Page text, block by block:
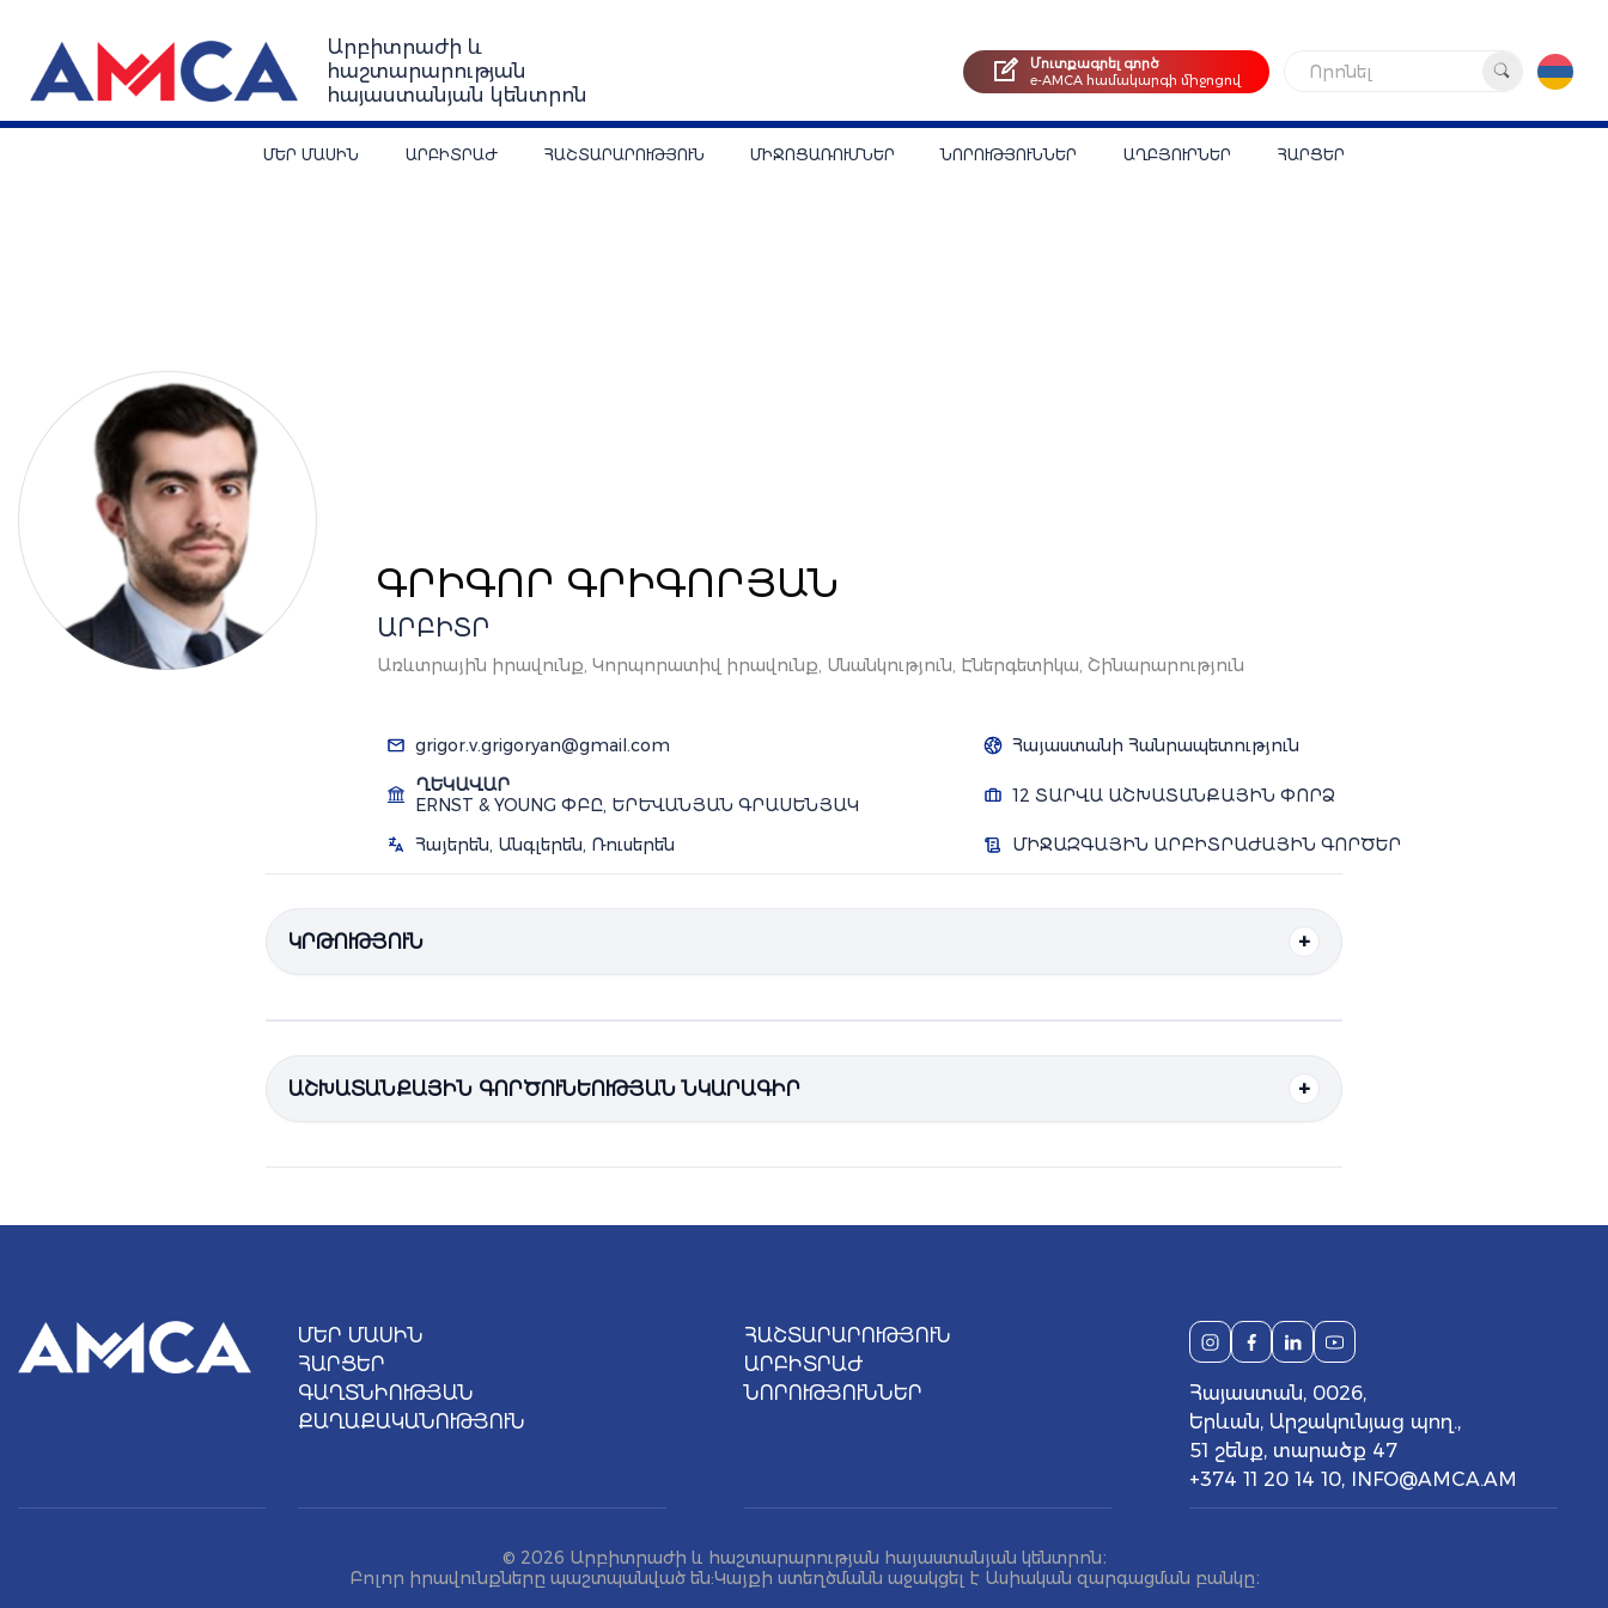
Արբիտրաժի և
հաշտարարության
հայաստանյան կենտրոն
Մուտքագրել գործ
e-AMCA համակարգի միջոցով
Որոնել
ՄԵՐ ՄԱՍԻՆ ԱՐԲԻՏՐԱԺ ՀԱՇՏԱՐԱՐՈՒԹՅՈՒՆ ՄԻՋՈՑԱՌՈՒՄՆԵՐ ՆՈՐՈՒԹՅՈՒՆՆԵՐ ԱՂԲՅՈՒՐՆԵՐ ՀԱՐՑԵՐ
ԳՐԻԳՈՐ ԳՐԻԳՈՐՅԱՆ
ԱՐԲԻՏՐ
Առևտրային իրավունք, Կորպորատիվ իրավունք, Սնանկություն, Էներգետիկա, Շինարարություն
grigor.v.grigoryan@gmail.com
Հայաստանի Հանրապետություն
ՂԵԿԱՎԱՐ
ERNST & YOUNG ՓԲԸ, ԵՐԵՒԱՆՅԱՆ ԳՐԱՍԵՆՅԱԿ
12 ՏԱՐՎԱ ԱՇԽԱՏԱՆՔԱՅԻՆ ՓՈՐՁ
Հայերեն, Անգլերեն, Ռուսերեն
ՄԻՋԱԶԳԱՅԻՆ ԱՐԲԻՏՐԱԺԱՅԻՆ ԳՈՐԾԵՐ
ԿՐԹՈՒԹՅՈՒՆ
Բակալավրի աստիճան(LL.B),Ռուս-Հայկական համալսարան,Իրավագիտությանֆակուլտետ
Մագիստրոսի աստիճան(LL.M),Ռուս-Հայկական համալսարան,Իրավագիտությանֆակուլտետ
Իրավաբանական գիտությունների թեկնածու( Ph.D),Ռուս-Հայկական
ԱՇԽԱՏԱՆՔԱՅԻՆ ԳՈՐԾՈՒՆԵՈՒԹՅԱՆ ՆԿԱՐԱԳԻՐ
առևտրայինևվարկային պայմանագրերի մշակում,կորպորատիվևաշխատանքային վեճերի կարգավորում,ինչպես նաև
ՄԵՐ ՄԱՍԻՆ
ՀԱՐՑԵՐ
ԳԱՂՏՆԻՈՒԹՅԱՆ
ՔԱՂԱՔԱԿԱՆՈՒԹՅՈՒՆ
ՀԱՇՏԱՐԱՐՈՒԹՅՈՒՆ
ԱՐԲԻՏՐԱԺ
ՆՈՐՈՒԹՅՈՒՆՆԵՐ
Հայաստան, 0026,
Երևան, Արշակունյաց պող.,
51 շենք, տարածք 47
+374 11 20 14 10, INFO@AMCA.AM
© 2026 Արբիտրաժի և հաշտարարության հայաստանյան կենտրոն։
Բոլոր իրավունքները պաշտպանված են: Կայքի ստեղծմանն աջակցել է Ասիական զարգացման բանկը։